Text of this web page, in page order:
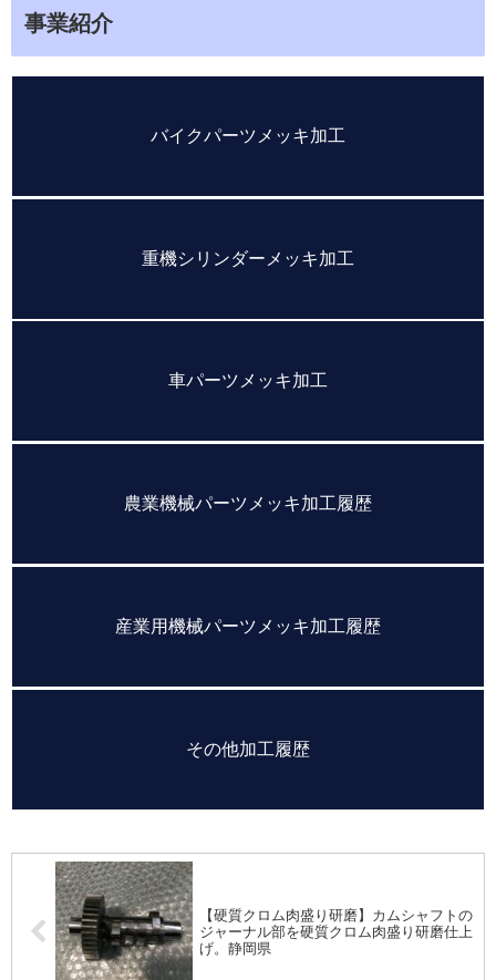
事業紹介
バイクパーツメッキ加工
重機シリンダーメッキ加工
車パーツメッキ加工
農業機械パーツメッキ加工履歴
産業用機械パーツメッキ加工履歴
その他加工履歴
【硬質クロム肉盛り研磨】カムシャフトの
ジャーナル部を硬質クロム肉盛り研磨仕上
げ。静岡県